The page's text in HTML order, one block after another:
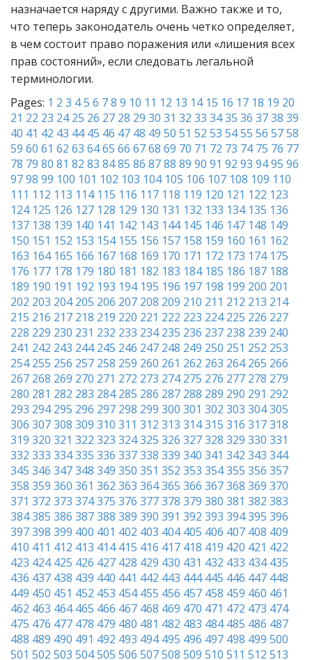
назначается наряду с другими. Важно также и то,
что теперь законодатель очень четко определяет,
в чем состоит право поражения или «лишения всех
прав состояний», если следовать легальной
терминологии.
Pages: 1 2 3 45 6 78 9 10 11 12 13 14 15 16 17 18 19 20
21 22 23 24 25 26 27 28 29 30 31 32 33 3435 36 3738 39
40 41 42 43 44 45 46 47 48 49 50 51 52 53 5455 56 5758
59 60 61 62 63 6465 66 6768 69 70 71 72 73 74 75 76 77
78 79 80 81 82 83 8485 86 8788 89 90 91 92 93 9495 96
9798 99 100 101 102 103 104 105 106 107 108 109 110
111 112 113 114 115 116 117 118 119 120 121 122 123
124 125 126 127 128 129 130 131 132 133 134 135 136
137 138 139 140 141 142 143 144 145 146 147 148 149
150 151 152 153 154 155 156 157 158 159 160 161 162
163 164 165 166 167 168 169 170 171 172 173 174 175
176 177 178 179 180 181 182 183 184 185 186 187 188
189 190 191 192 193 194 195 196 197 198 199 200 201
202 203 204 205 206 207 208 209 210 211 212 213 214
215 216 217 218 219 220 221 222 223 224 225 226 227
228 229 230 231 232 233 234 235 236 237 238 239 240
241 242 243 244 245 246 247 248 249 250 251 252 253
254 255 256 257 258 259 260 261 262 263 264 265 266
267 268 269 270 271 272 273 274 275 276 277 278 279
280 281 282 283 284 285 286 287 288 289 290 291 292
293 294 295 296 297 298 299 300 301 302 303 304305
306 307308 309 310 311 312 313 314315 316 317318
319 320 321 322 323 324325 326 327328 329 330 331
332 333 334335 336 337338 339 340 341 342 343 344
345 346 347348 349 350 351 352 353 354355 356 357
358 359 360 361 362 363 364365 366 367368 369 370
371 372 373 374375 376 377378 379 380 381 382 383
384385 386 387388 389 390 391 392 393 394395 396
397398 399 400 401 402 403 404 405 406 407 408 409
410 411 412 413 414 415 416 417 418 419 420 421 422
423 424 425 426 427 428 429 430 431 432 433 434 435
436 437 438 439 440 441 442 443 444 445 446 447 448
449 450 451 452 453 454 455 456 457 458 459 460 461
462 463 464 465 466 467 468 469 470 471 472 473 474
475 476 477 478 479 480 481 482 483 484 485 486 487
488 489 490 491 492 493 494 495 496 497 498 499 500
501 502 503 504505 506 507508 509 510 511 512 513